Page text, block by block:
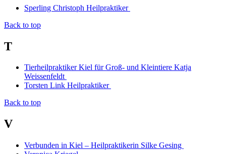
Sperling Christoph Heilpraktiker
Back to top
T
Tierheilpraktiker Kiel für Groß- und Kleintiere Katja
Weissenfeldt
Torsten Link Heilpraktiker
Back to top
V
Verbunden in Kiel – Heilpraktikerin Silke Gesing